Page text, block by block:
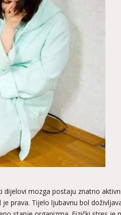
mozga postaju znatno
prava. Tijelo ljubavnu bol